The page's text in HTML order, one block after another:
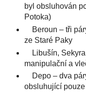
byl obsluhován
Potoka)
Beroun – tři
ze Staré Paky
Libušín,
manipulační a
Depo – dva
obsluhující